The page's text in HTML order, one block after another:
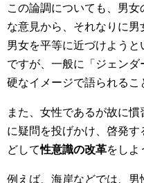
この論調についても、男
な意見から、それなりに男
男女を平等に近づけようと
ですが、一般に「ジェン
硬なイメージで語られるこ
また、女性であるが故に
に疑問を投げかけ、啓発
どして性意識の改革をしよ
例えば、海岸などでは、